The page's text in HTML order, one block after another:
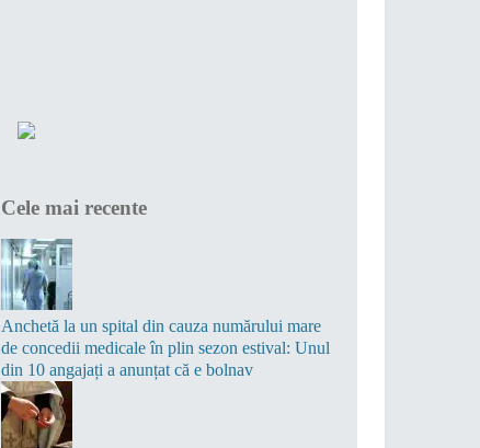
Cele mai recente
Anchetă la un spital din cauza numărului mare
de concedii medicale în plin sezon estival: Unul
din 10 angajați a anunțat că e bolnav